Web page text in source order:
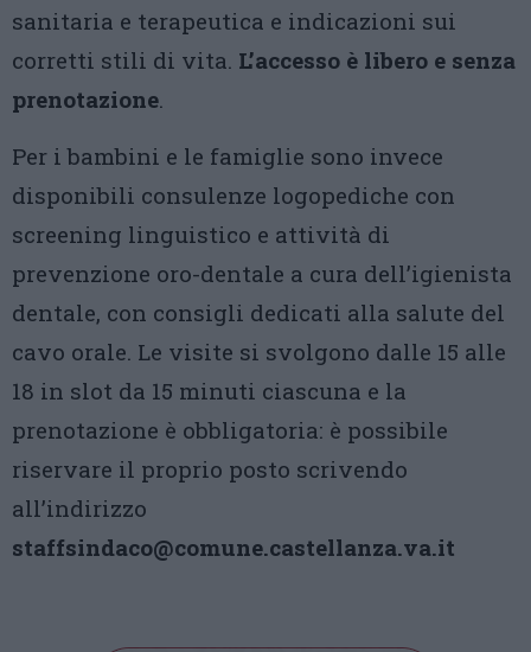
sanitaria e terapeutica e indicazioni sui
corretti stili di vita. L’accesso è libero e senza
prenotazione.
Per i bambini e le famiglie sono invece
disponibili consulenze logopediche con
screening linguistico e attività di
prevenzione oro-dentale a cura dell’igienista
dentale, con consigli dedicati alla salute del
cavo orale. Le visite si svolgono dalle 15 alle
18 in slot da 15 minuti ciascuna e la
prenotazione è obbligatoria: è possibile
riservare il proprio posto scrivendo
all’indirizzo
staffsindaco@comune.castellanza.va.it